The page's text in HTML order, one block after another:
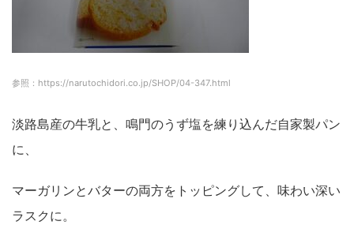
参照：https://narutochidori.co.jp/SHOP/04-347.html
淡路島産の牛乳と、鳴門のうず塩を練り込んだ自家製パン
に、
マーガリンとバターの両方をトッピングして、味わい深い
ラスクに。